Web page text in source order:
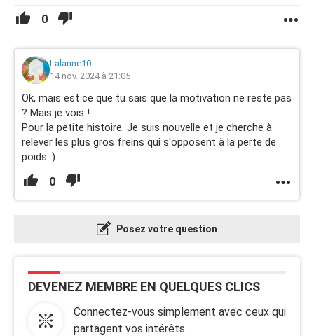
0
Lalanne10
14 nov. 2024 à 21:05
Ok, mais est ce que tu sais que la motivation ne reste pas
? Mais je vois !
Pour la petite histoire. Je suis nouvelle et je cherche à
relever les plus gros freins qui s'opposent à la perte de
poids :)
0
Posez votre question
DEVENEZ MEMBRE EN QUELQUES CLICS
Connectez-vous simplement avec ceux qui
partagent vos intérêts